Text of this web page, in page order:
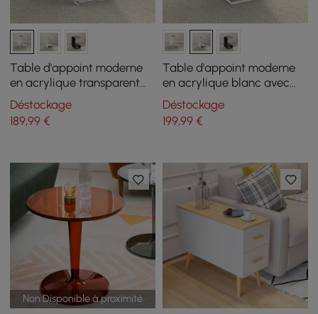
Table d'appoint moderne
en acrylique transparent
avec table d'appoint en
forme de C de rangement
Déstockage
189,99 €
Table d'appoint moderne
en acrylique blanc avec
table d'appoint en forme
de C
Déstockage
199,99€
Non Disponible à proximité